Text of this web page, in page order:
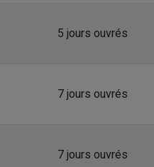
5 jours ouvrés
7 jours ouvrés
7 jours ouvrés